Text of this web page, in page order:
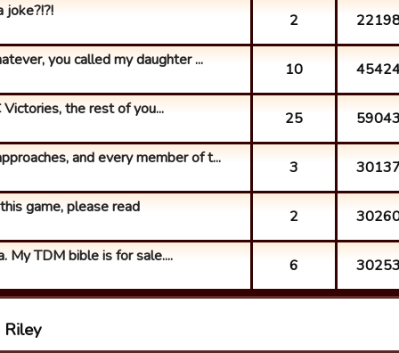
joke?!?!
2
you called my daughter ...
10
the rest of you...
25
and every member of t...
3
game, please read
2
My TDM bible is for sale....
6
Riley